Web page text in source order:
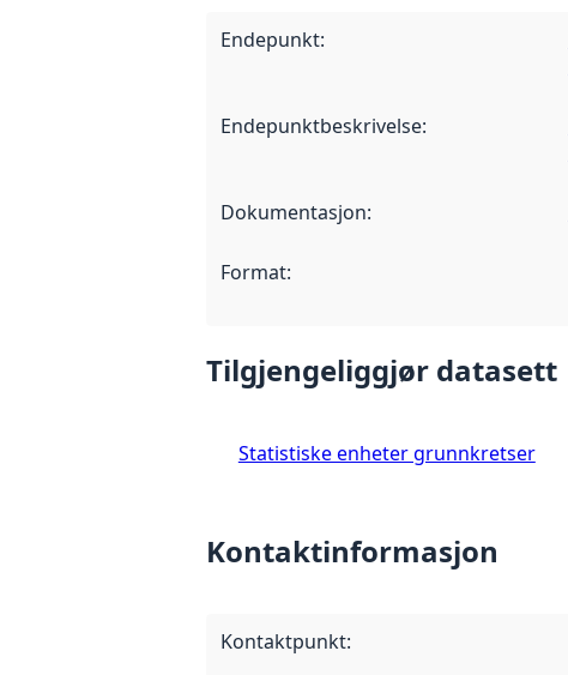
Endepunkt:
Endepunktbeskrivelse:
Dokumentasjon:
Format:
Tilgjengeliggjør datasett
Statistiske enheter grunnkretser
Kontaktinformasjon
Kontaktpunkt: